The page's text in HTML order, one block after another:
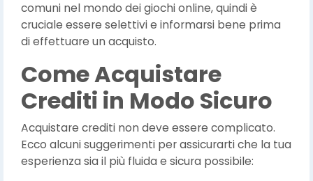
comuni nel mondo dei giochi online, quindi è
cruciale essere selettivi e informarsi bene prima
di effettuare un acquisto.
Come Acquistare
Crediti in Modo Sicuro
Acquistare crediti non deve essere complicato.
Ecco alcuni suggerimenti per assicurarti che la tua
esperienza sia il più fluida e sicura possibile: